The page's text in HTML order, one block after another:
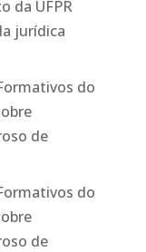
da UFPR
jurídica
do
de
do
de